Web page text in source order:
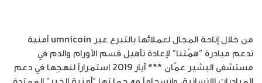
من خلال إتاحة المجال لعملائها بالتبرع عبر umnicoin أمنية
تدعم مبادرة “همّتنا” لإعادة تأهيل قسم الأورام والدم في
مستشفى البشير عمّان *** أيار 2019 استمراراً لنهجِها في دعم